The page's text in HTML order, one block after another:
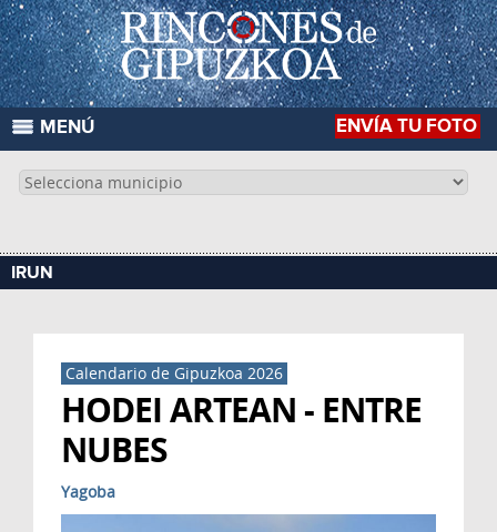
ENVÍA TU FOTO
MENÚ
IRUN
Calendario de Gipuzkoa 2026
HODEI ARTEAN - ENTRE
NUBES
Yagoba